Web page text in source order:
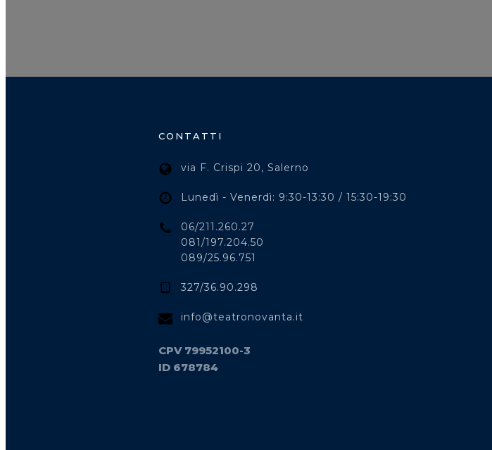
CONTATTI
via F. Crispi 20, Salerno
Lunedì - Venerdì: 9:30-13:30 / 15:30-19:30
06/211.260.27
081/197.204.50
089/25.96.751
327/36.90.298
info@teatronovanta.it
CPV 79952100-3
ID 678784